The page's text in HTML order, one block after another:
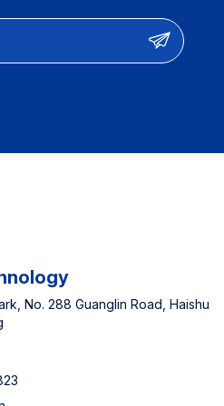
No. 288 Guanglin Road, Haishu